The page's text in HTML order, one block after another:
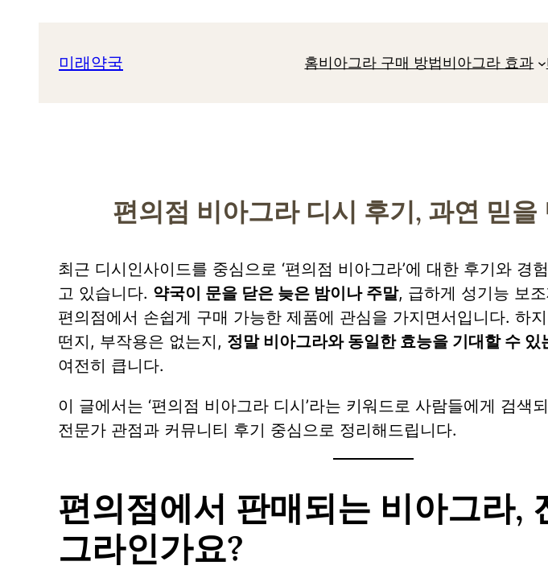
미래약국 홈비아그라 구매 방법비아그라 효과
편의점 비아그라 디시 후기, 과연 믿을
최근 디시인사이드를 중심으로 ‘편의점 비아그라’에 대한 후기와 경
고 있습니다. 약국이 문을 닫은 늦은 밤이나 주말, 급하게 성기능 보
편의점에서 손쉽게 구매 가능한 제품에 관심을 가지면서입니다. 하
떤지, 부작용은 없는지, 정말 비아그라와 동일한 효능을 기대할 수 있
여전히 큽니다.
이 글에서는 ‘편의점 비아그라 디시’라는 키워드로 사람들에게 검색
전문가 관점과 커뮤니티 후기 중심으로 정리해드립니다.
편의점에서 판매되는 비아그라,
그라인가요?